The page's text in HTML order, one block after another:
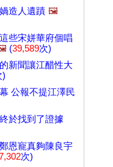
造人遺蹟 🖼️
些宋姘華府個唱
(39,589次)
新聞讓江醋性大
)
公報不提江澤民
於找到了證據
恩寵真夠陳良宇
次)